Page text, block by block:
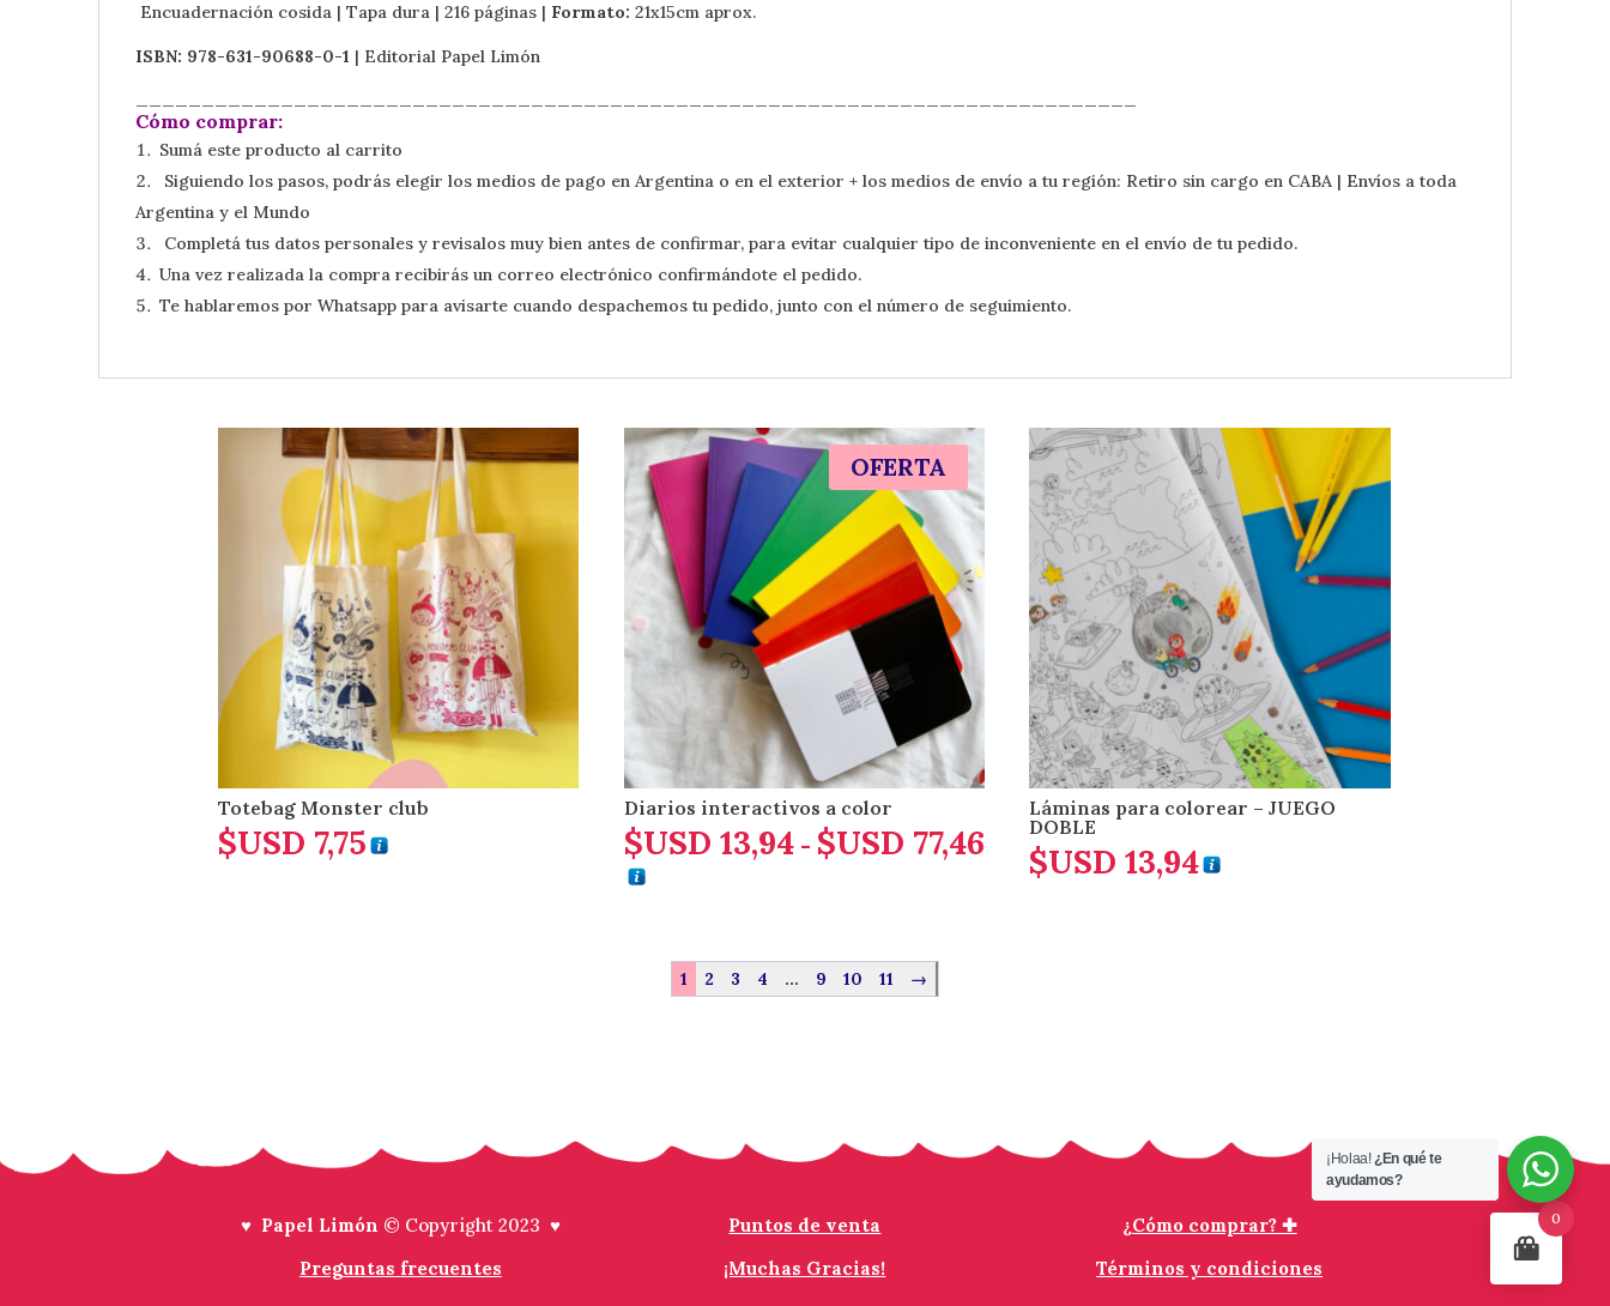
Encuadernación cosida | Tapa dura | 216 páginas | Formato: 21x15cm aprox.
ISBN: 978-631-90688-0-1 | Editorial Papel Limón
Cómo comprar:
Sumá este producto al carrito
Siguiendo los pasos, podrás elegir los medios de pago en Argentina o en el exterior + los medios de envío a tu región: Retiro sin cargo en CABA | Envíos a toda
Argentina y el Mundo
Completá tus datos personales y revisalos muy bien antes de confirmar, para evitar cualquier tipo de inconveniente en el envío de tu pedido.
Una vez realizada la compra recibirás un correo electrónico confirmándote el pedido.
Te hablaremos por Whatsapp para avisarte cuando despachemos tu pedido, junto con el número de seguimiento.
Totebag Monster club
$USD 7,75
OFERTA
Diarios interactivos a color
$USD 13,94 - $USD 77,46Rango
Láminas para colorear – JUEGO
DOBLE
$USD 13,94
1 2 3 4 … 9 10 11 →
♥ Papel Limón © Copyright 2023 ♥
Preguntas frecuentes
Puntos de venta
¡Muchas Gracias!
¿Cómo comprar? ✚
Términos y condiciones
¡Holaa!¿En qué te
ayudamos?
0